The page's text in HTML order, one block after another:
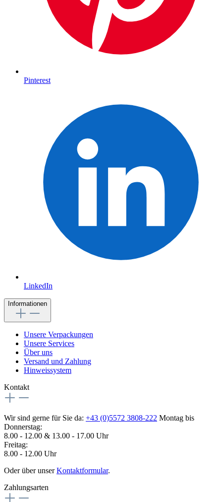
Pinterest
LinkedIn
Informationen
Unsere Verpackungen
Unsere Services
Über uns
Versand und Zahlung
Hinweissystem
Kontakt
Wir sind gerne für Sie da: +43 (0)5572 3808-222 Montag bis
Donnerstag:
8.00 - 12.00 & 13.00 - 17.00 Uhr
Freitag:
8.00 - 12.00 Uhr
Oder über unserKontaktformular.
Zahlungsarten